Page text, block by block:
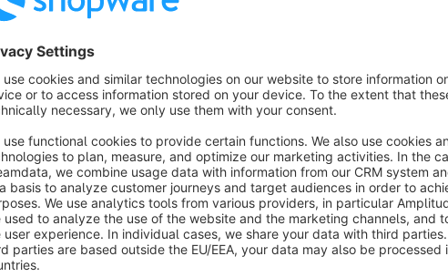
UnterEinstellungen->Zahlungsartenfindet sich für jede
unter den fixen Zuschlägen eine Mehrfachauswahl aller
Wird keine Auswahl getroffen, gilt der Zuschlag für alle
ausgewählten Gruppen beschränkt.